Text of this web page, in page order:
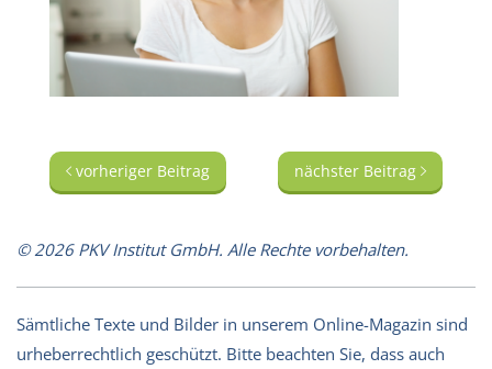
vorheriger Beitrag nächster Beitrag
© 2026 PKV Institut GmbH. Alle Rechte vorbehalten.
Sämtliche Texte und Bilder in unserem Online-Magazin sind
urheberrechtlich geschützt. Bitte beachten Sie, dass auch